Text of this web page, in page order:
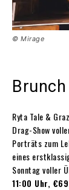
© Mirage
Ryta Tale &
Drag-Show
Porträts zum
eines
Sonntag voller
11:00 Uhr,